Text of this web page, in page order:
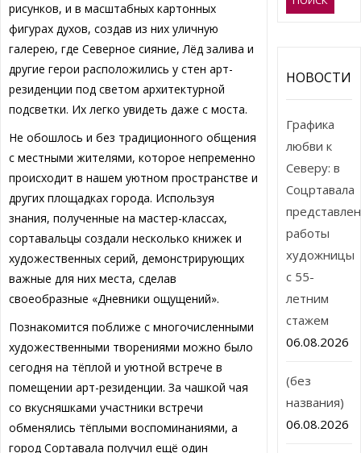
рисунков, и в масштабных картонных
фигурах духов, создав из них уличную
галерею, где Северное сияние, Лёд залива и
другие герои расположились у стен арт-
резиденции под светом архитектурной
подсветки. Их легко увидеть даже с моста.
Не обошлось и без традиционного общения
с местными жителями, которое непременно
происходит в нашем уютном пространстве и
других площадках города. Используя
знания, полученные на мастер-классах,
сортавальцы создали несколько книжек и
художественных серий, демонстрирующих
важные для них места, сделав
своеобразные «Дневники ощущений».
Познакомится поближе с многочисленными
художественными творениями можно было
сегодня на тёплой и уютной встрече в
помещении арт-резиденции. За чашкой чая
со вкусняшками участники встречи
обменялись тёплыми воспоминаниями, а
город Сортавала получил ещё один
НОВОСТИ
Графика
любви к
Северу: в
Соцртавала
работы
художницы
с 55-
летним
стажем
06.08.2026
(без
названия)
06.08.2026